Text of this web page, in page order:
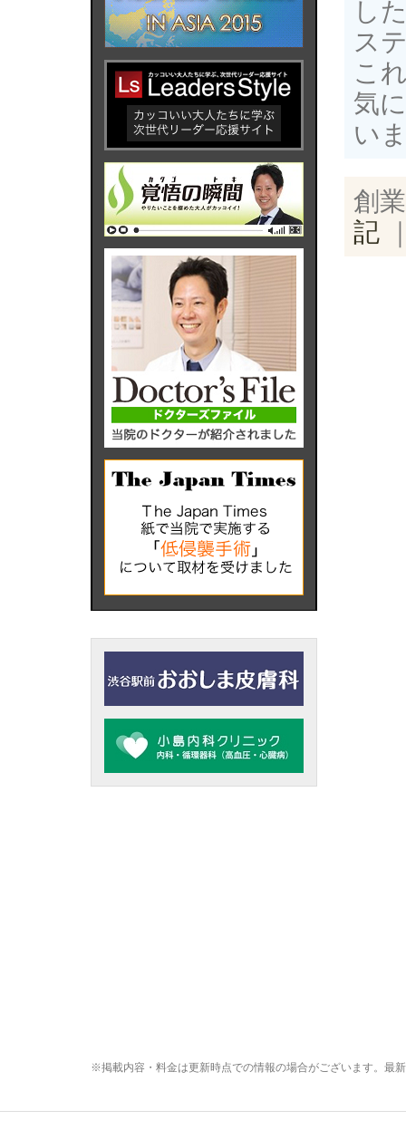
し
ス
こ
気
い
創
記
※掲載内容・料金は更新時点での情報の場合がございます。最